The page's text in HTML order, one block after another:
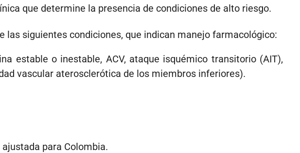
que determine la pre­sencia de condiciones de alto riesgo.
siguientes condiciones, que indican manejo farmacológico:
esta­ble o inestable, ACV, ataque isquémico transitorio (AIT),
vascular aterosclerótica de los miembros inferiores).
para Colombia.